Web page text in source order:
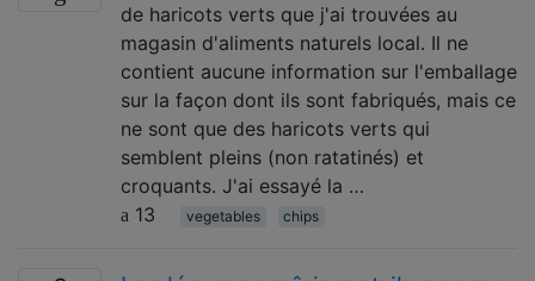
de haricots verts que j'ai trouvées au
magasin d'aliments naturels local. Il ne
contient aucune information sur l'emballage
sur la façon dont ils sont fabriqués, mais ce
ne sont que des haricots verts qui
semblent pleins (non ratatinés) et
croquants. J'ai essayé la …
13
vegetables chips